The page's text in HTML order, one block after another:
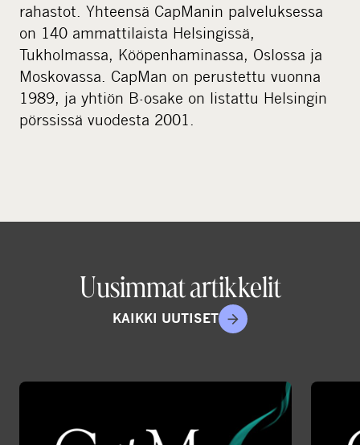
rahastot. Yhteensä CapManin palveluksessa
on 140 ammattilaista Helsingissä,
Tukholmassa, Kööpenhaminassa, Oslossa ja
Moskovassa. CapMan on perustettu vuonna
1989, ja yhtiön B-osake on listattu Helsingin
pörssissä vuodesta 2001.
Uusimmat artikkelit
KAIKKI UUTISET